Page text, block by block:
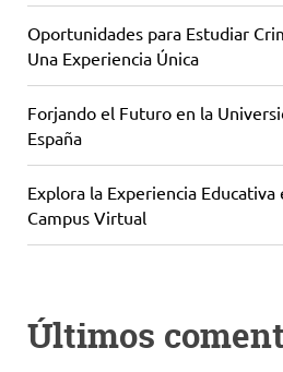
Oportunidades para Estudiar
Una Experiencia Única
Forjando el Futuro en la
España
Explora la Experiencia Educativa
Campus Virtual
Últimos